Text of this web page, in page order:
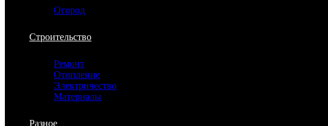
Огород
Строительство
Ремонт
Отопление
Электричество
Материалы
Разное